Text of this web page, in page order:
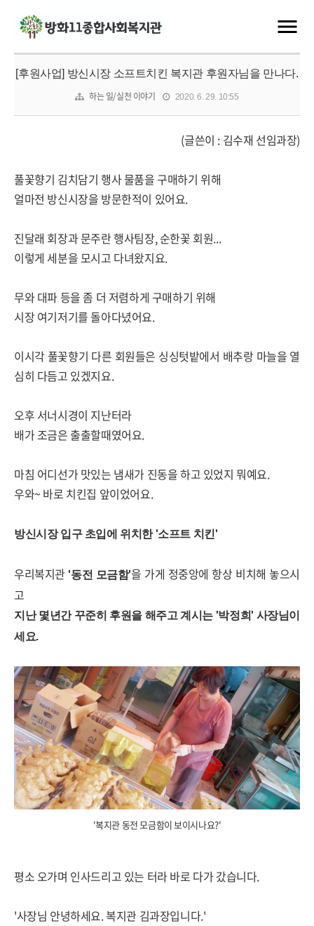
[후원사업] 방신시장 소프트치킨 복지관 후원자님을 만나다.
하는 일/실천 이야기 2020. 6. 29. 10:55
(글쓴이 : 김수재 선임과장)
풀꽃향기 김치담기 행사 물품을 구매하기 위해
얼마전 방신시장을 방문한적이 있어요.
진달래 회장과 문주란 행사팀장, 순한꽃 회원...
이렇게 세분을 모시고 다녀왔지요.
무와 대파 등을 좀 더 저렴하게 구매하기 위해
시장 여기저기를 돌아다녔어요.
이시각 풀꽃향기 다른 회원들은 싱싱텃밭에서 배추랑 마늘을 열
심히 다듬고 있겠지요.
오후 서너시경이 지난터라
배가 조금은 출출할때였어요.
마침 어디선가 맛있는 냄새가 진동을 하고 있었지 뭐예요.
우와~ 바로 치킨집 앞이었어요.
방신시장 입구 초입에 위치한 '소프트 치킨'
우리복지관'동전 모금함'을 가게 정중앙에 항상 비치해 놓으시
고
지난 몇년간 꾸준히 후원을 해주고 계시는 '박정희' 사장님이
세요.
'복지관 동전 모금함이 보이시나요?'
평소 오가며 인사드리고 있는 터라 바로 다가 갔습니다.
'사장님 안녕하세요. 복지관 김과장입니다.'